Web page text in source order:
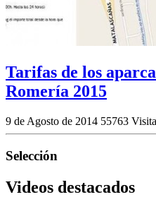
Tarifas de los
Romería 2015
9 de Agosto de 2014 55763
Selección
Videos destacados